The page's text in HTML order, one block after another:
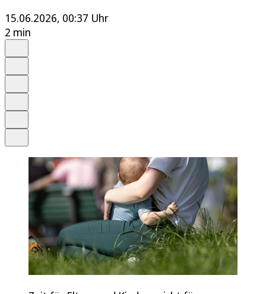
15.06.2026, 00:37 Uhr
2 min